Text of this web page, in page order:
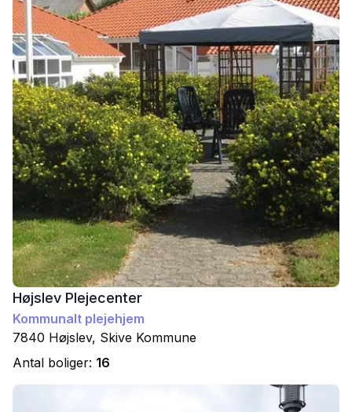
Højslev Plejecenter
Kommunalt plejehjem
7840 Højslev, Skive Kommune
Antal boliger: 16